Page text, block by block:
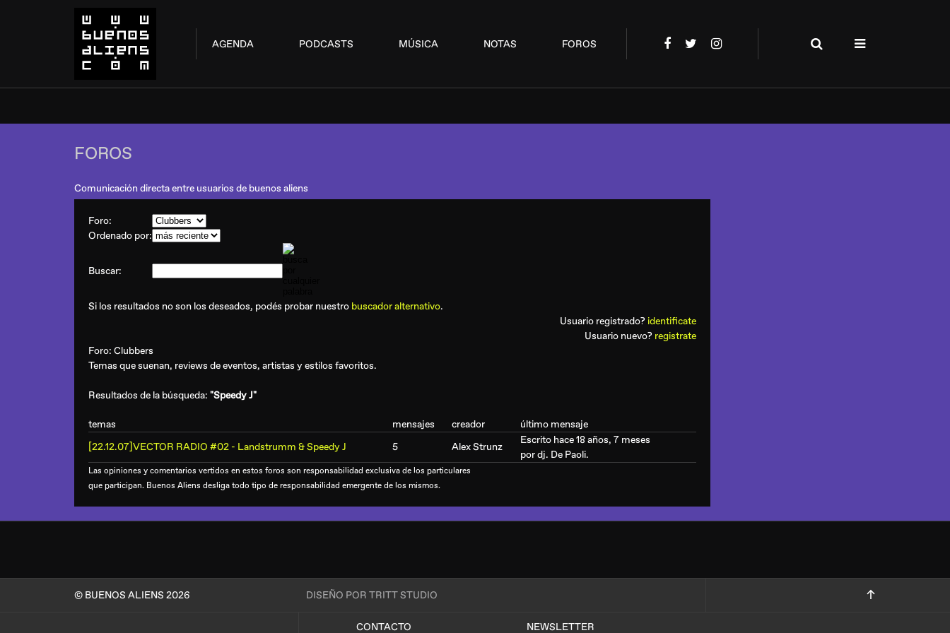
AGENDA PODCASTS MÚSICA NOTAS FOROS
FOROS
Comunicación directa entre usuarios de buenos aliens
Foro:
Ordenado por:
Buscar:
Si los resultados no son los deseados, podés probar nuestro buscador alternativo.
Usuario registrado? identificate
Usuario nuevo? registrate
Foro: Clubbers
Temas que suenan, reviews de eventos, artistas y estilos favoritos.
Resultados de la búsqueda: "Speedy J"
temas mensajes creador
último mensaje
[22.12.07]VECTOR RADIO #02 - Landstrumm & Speedy J
5 Alex Strunz
Escrito hace 18 años, 7 meses
pordj. De Paoli.
Las opiniones y comentarios vertidos en estos foros son responsabilidad exclusiva de los particulares
que participan. Buenos Aliens desliga todo tipo de responsabilidad emergente de los mismos.
© BUENOS ALIENS 2026 DISEÑO POR TRITT STUDIO
CONTACTO NEWSLETTER